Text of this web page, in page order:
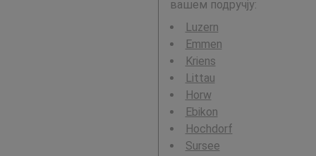
вашем подручју:
Luzern
Emmen
Kriens
Littau
Horw
Ebikon
Hochdorf
Sursee